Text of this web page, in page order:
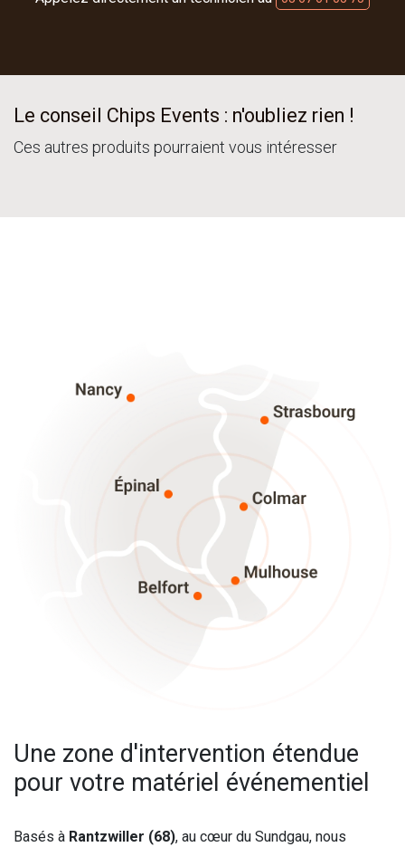
Le conseil Chips Events : n'oubliez rien !
Ces autres produits pourraient vous intéresser
Une zone d'intervention étendue
pour votre matériel événementiel
Basés à Rantzwiller (68), au cœur du Sundgau, nous